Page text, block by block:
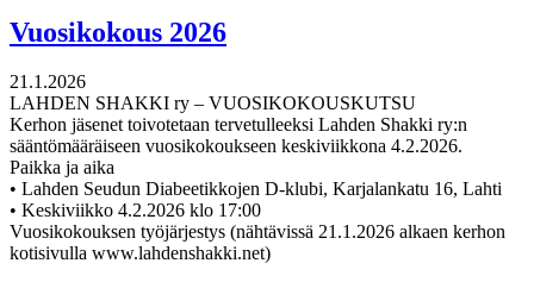
Vuosikokous 2026
21.1.2026
LAHDEN SHAKKI ry – VUOSIKOKOUSKUTSU
Kerhon jäsenet toivotetaan tervetulleeksi Lahden Shakki ry:n
sääntömääräiseen vuosikokoukseen keskiviikkona 4.2.2026.
Paikka ja aika
• Lahden Seudun Diabeetikkojen D-klubi, Karjalankatu 16, Lahti
• Keskiviikko 4.2.2026 klo 17:00
Vuosikokouksen työjärjestys (nähtävissä 21.1.2026 alkaen kerhon
kotisivulla www.lahdenshakki.net)